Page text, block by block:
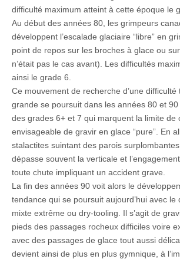
difficulté maximum atteint à cette époque le
Au début des années 80, les grimpeurs
développent l’escalade glaciaire “libre” en
point de repos sur les broches à glace ou
n’était pas le cas avant). Les difficultés
ainsi le grade 6.
Ce mouvement de recherche d’une difficulté
grande se poursuit dans les années 80 et 90
des grades 6+ et 7 qui marquent la limite de
envisageable de gravir en glace “pure”. En
stalactites suintant des parois
dépasse souvent la verticale et l’engagement
toute chute impliquant un accident grave.
La fin des années 90 voit alors le
tendance qui se poursuit aujourd’hui avec le
mixte extrême ou dry-tooling. Il s’agit de
pieds des passages rocheux difficiles voire
avec des passages de glace tout aussi
devient ainsi de plus en plus gymnique, à